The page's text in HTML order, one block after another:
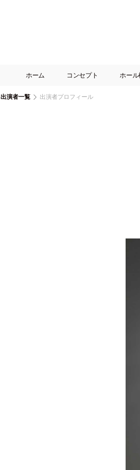
ホーム コンセプト ホール
出演者一覧 出演者プロフィール